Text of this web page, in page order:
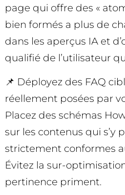
page qui offre des «
bien formés a plus de
dans les aperçus IA et
qualifié de l’utilisateur
📌 Déployez des FAQ
réellement posées par
Placez des schémas
sur les contenus qui s’y
strictement conformes
Évitez la sur-
pertinence priment.